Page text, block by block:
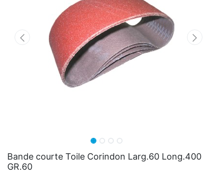
Bande courte Toile Corindon Larg.60 Long.400
GR.60